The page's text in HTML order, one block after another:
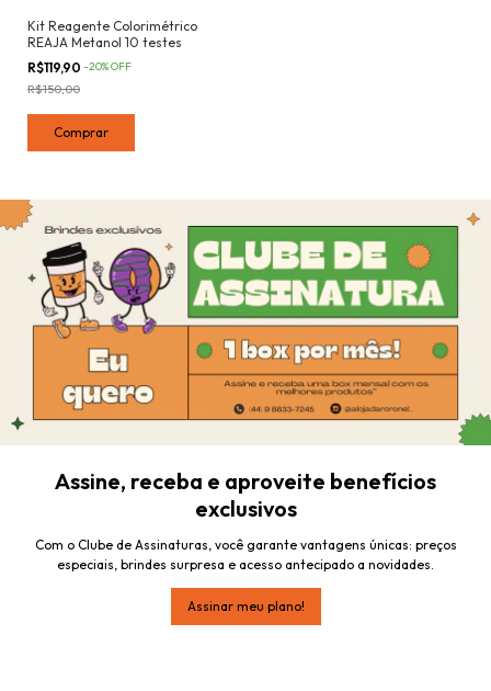
Kit Reagente Colorimétrico
REAJA Metanol 10 testes
R$119,90 -20%OFF
R$150,00
Assine, receba e aproveite benefícios
exclusivos
Com o Clube de Assinaturas, você garante vantagens únicas: preços
especiais, brindes surpresa e acesso antecipado a novidades.
Assinar meu plano!